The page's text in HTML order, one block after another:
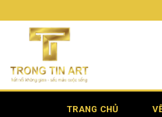
qua
TRANG CHỦ